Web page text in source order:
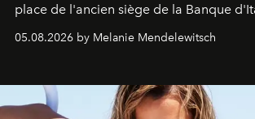
place de l'ancien siège de la Banque
05.08.2026 by Melanie Mendelewitsch